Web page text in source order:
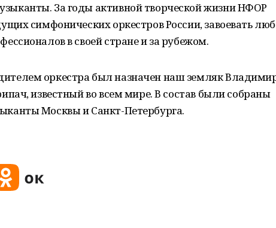
За годы активной творческой жизни НФОР
симфонических оркестров России, завоевать
в своей стране и за рубежом.
оркестра был назначен наш земляк
известный во всем мире. В состав были собраны
Москвы и Санкт-Петербурга.